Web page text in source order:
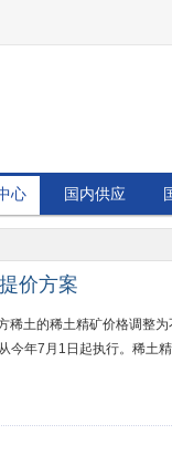
心 国内供应
价方案
稀土的稀土精矿价格调整
今年7月1日起执行。稀土